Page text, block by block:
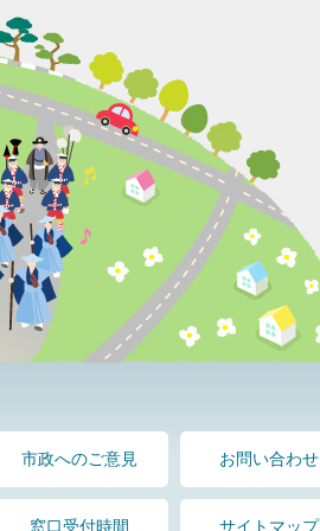
市政へのご意見 お問い合わせ
窓口受付時間 サイトマップ